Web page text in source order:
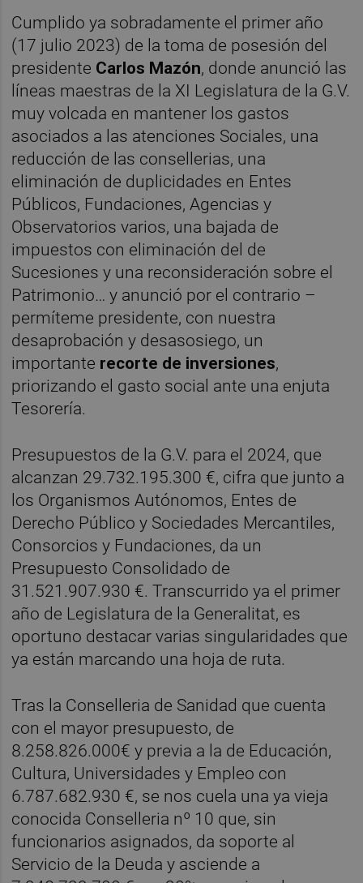
Cumplido ya sobradamente el primer año
(17 julio 2023) de la toma de posesión del
presidente Carlos Mazón, donde anunció las
líneas maestras de la XI Legislatura de la G.V.
muy volcada en mantener los gastos
asociados a las atenciones Sociales, una
reducción de las consellerias, una
eliminación de duplicidades en Entes
Públicos, Fundaciones, Agencias y
Observatorios varios, una bajada de
impuestos con eliminación del de
Sucesiones y una reconsideración sobre el
Patrimonio… y anunció por el contrario –
permíteme presidente, con nuestra
desaprobación y desasosiego, un
importante recorte de inversiones,
priorizando el gasto social ante una enjuta
Tesorería.
Presupuestos de la G.V. para el 2024, que
alcanzan 29.732.195.300 €, cifra que junto a
los Organismos Autónomos, Entes de
Derecho Público y Sociedades Mercantiles,
Consorcios y Fundaciones, da un
Presupuesto Consolidado de
31.521.907.930 €. Transcurrido ya el primer
año de Legislatura de la Generalitat, es
oportuno destacar varias singularidades que
ya están marcando una hoja de ruta.
Tras la Conselleria de Sanidad que cuenta
con el mayor presupuesto, de
8.258.826.000€ y previa a la de Educación,
Cultura, Universidades y Empleo con
6.787.682.930 €, se nos cuela una ya vieja
conocida Conselleria nº 10 que, sin
funcionarios asignados, da soporte al
Servicio de la Deuda y asciende a